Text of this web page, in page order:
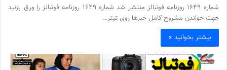
شماره 1649 روزنامه فوتبالز منتشر شد شماره 1649 روزنامه فوتبالز را ورق بزنید
جهت خواندن مشروح کامل خبرها روی تیتر…
بیشتر بخوانید »